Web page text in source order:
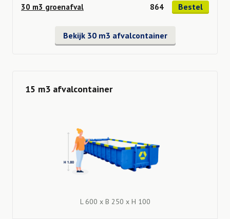
30 m3 groenafval 864 Bestel
Bekijk 30 m3 afvalcontainer
15 m3 afvalcontainer
L 600 x B 250 x H 100